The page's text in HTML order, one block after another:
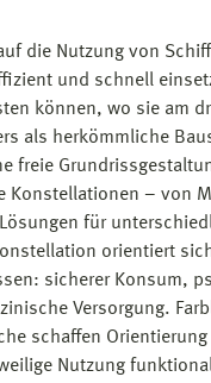
die Nutzung von
und schnell
können, wo sie am
als herkömmliche
freie
Konstellationen – von
für
orientiert
sicherer Konsum,
Versorgung.
schaffen
Nutzung